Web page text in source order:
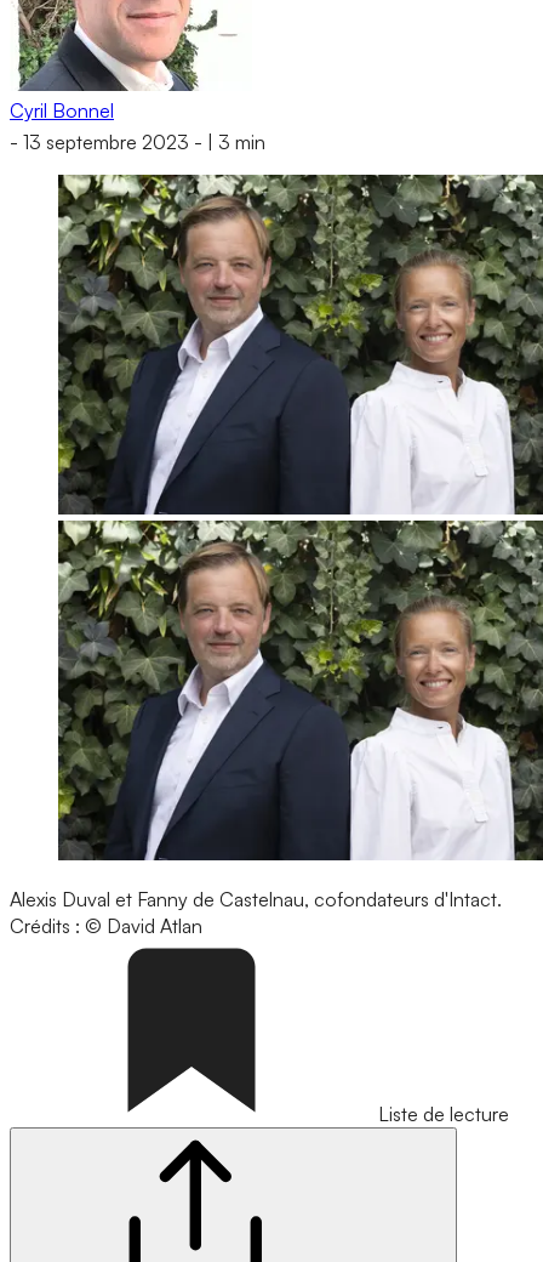
Cyril Bonnel
- 13 septembre 2023 - 3 min
Alexis Duval et Fanny de Castelnau, cofondateurs d'Intact.
Crédits : © David Atlan
Liste de lecture